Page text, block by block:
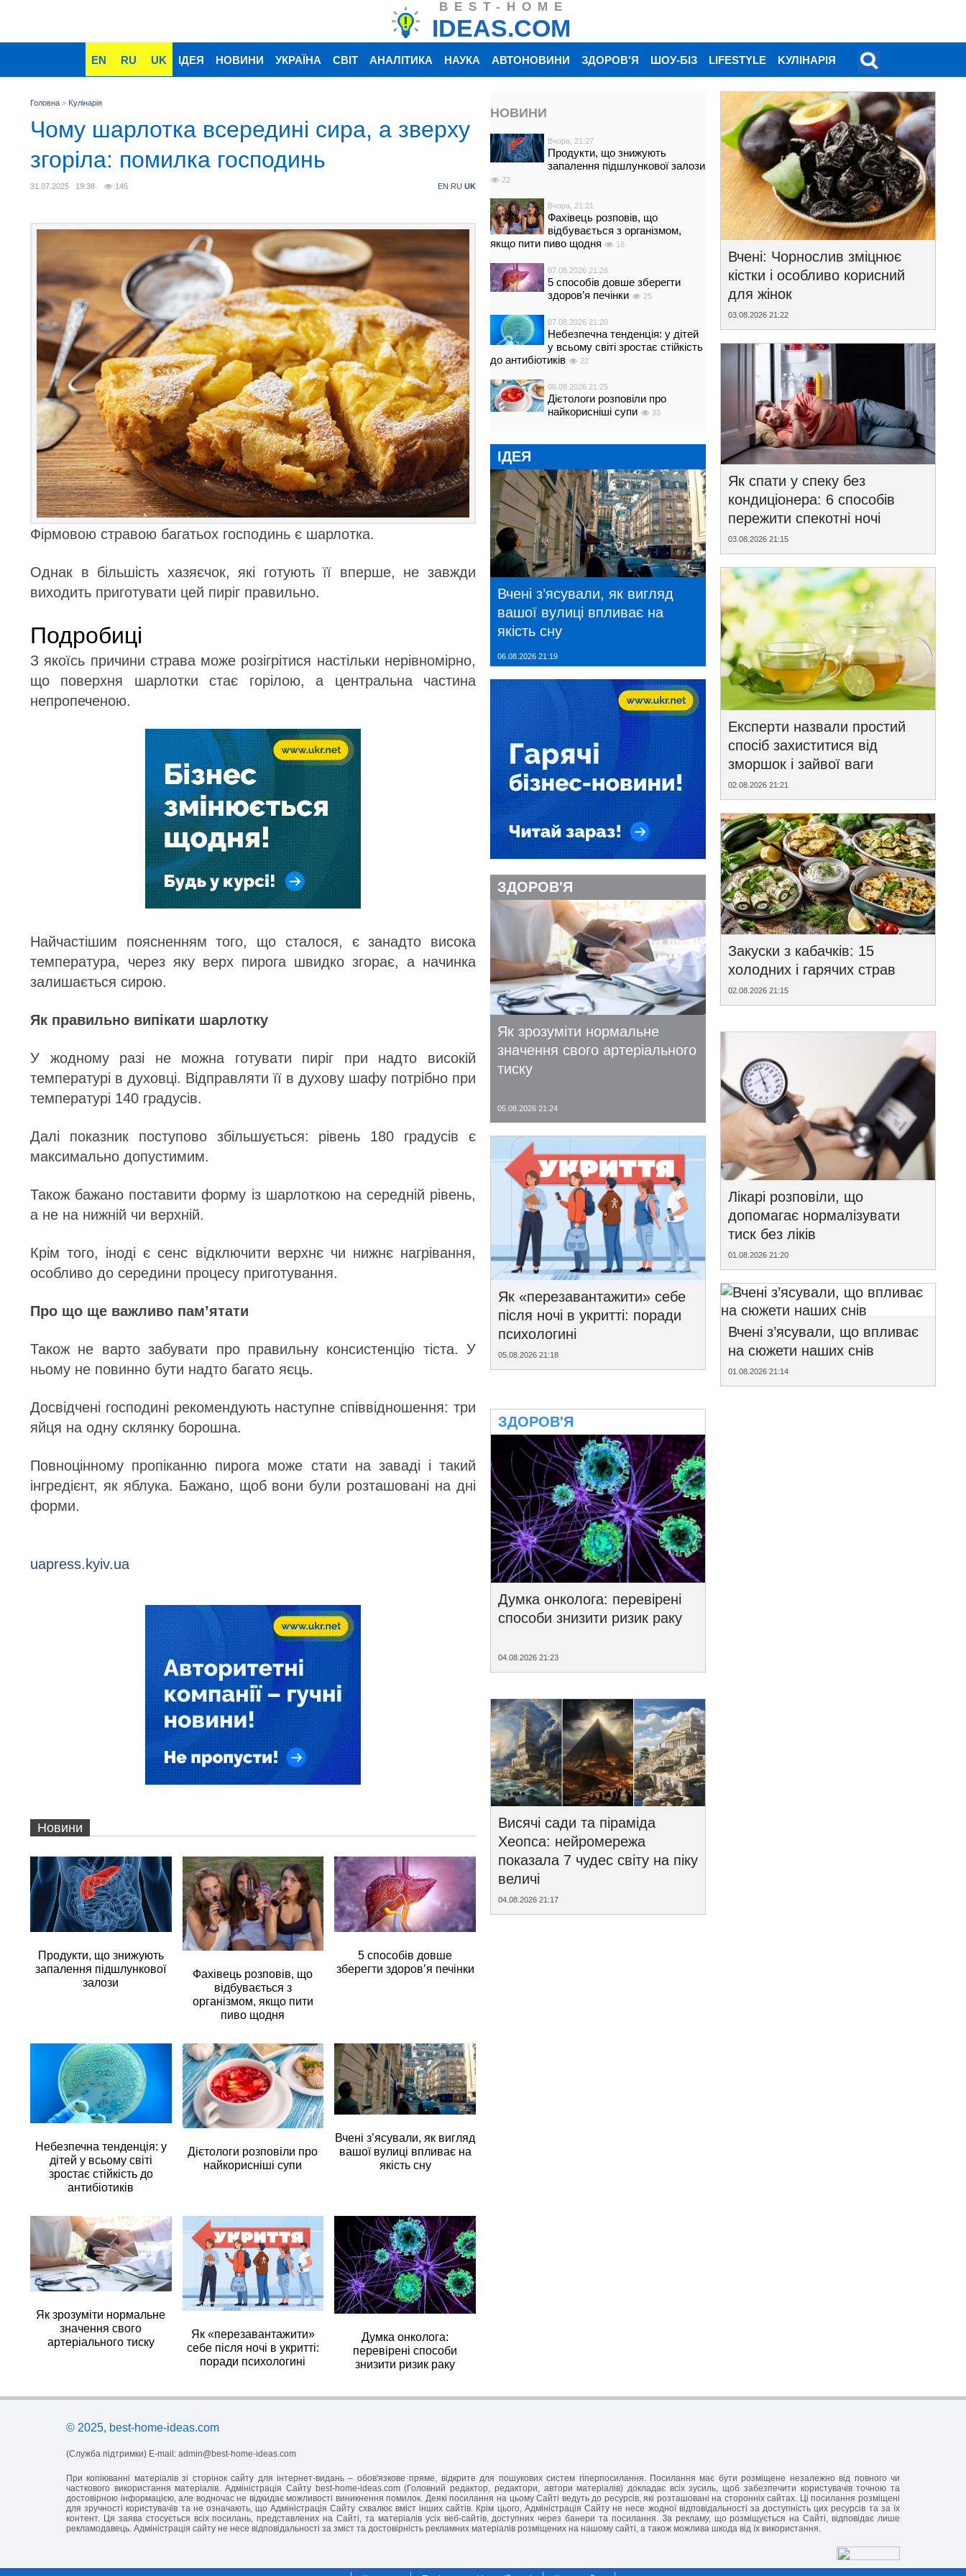
BEST-HOME
IDEAS.COM
EN RU UK ІДЕЯ НОВИНИ УКРАЇНА СВІТ АНАЛІТИКА НАУКА АВТОНОВИНИ ЗДОРОВ'Я ШОУ-БІЗ LIFESTYLE KУЛІНАРІЯ
Головна > Kулінарія
Чому шарлотка всередині сира, а зверху
згоріла: помилка господинь
31.07.2025 19:38 145 EN RU UK
Фірмовою стравою багатьох господинь є шарлотка.
Однак в більшість хазяєчок, які готують її вперше, не завжди
виходить приготувати цей пиріг правильно.
Подробиці
З якоїсь причини страва може розігрітися настільки нерівномірно,
що поверхня шарлотки стає горілою, а центральна частина
непропеченою.
Найчастішим поясненням того, що сталося, є занадто висока
температура, через яку верх пирога швидко згорає, а начинка
залишається сирою.
Як правильно випікати шарлотку
У жодному разі не можна готувати пиріг при надто високій
температурі в духовці. Відправляти її в духову шафу потрібно при
температурі 140 градусів.
Далі показник поступово збільшується: рівень 180 градусів є
максимально допустимим.
Також бажано поставити форму із шарлоткою на середній рівень,
а не на нижній чи верхній.
Крім того, іноді є сенс відключити верхнє чи нижнє нагрівання,
особливо до середини процесу приготування.
Про що ще важливо пам’ятати
Також не варто забувати про правильну консистенцію тіста. У
ньому не повинно бути надто багато яєць.
Досвідчені господині рекомендують наступне співвідношення: три
яйця на одну склянку борошна.
Повноцінному пропіканню пирога може стати на заваді і такий
інгредієнт, як яблука. Бажано, щоб вони були розташовані на дні
форми.
uapress.kyiv.ua
Новини
Продукти, що знижують
запалення підшлункової
залози
Фахівець розповів, що
відбувається з
організмом, якщо пити
пиво щодня
5 способів довше
зберегти здоров’я печінки
Небезпечна тенденція: у
дітей у всьому світі
зростає стійкість до
антибіотиків
Дієтологи розповіли про
найкорисніші супи
Вчені з’ясували, як вигляд
вашої вулиці впливає на
якість сну
Як зрозуміти нормальне
значення свого
артеріального тиску
Як «перезавантажити»
себе після ночі в укритті:
поради психологині
Думка онколога:
перевірені способи
знизити ризик раку
НОВИНИ
Вчора, 21:27
Продукти, що знижують
запалення підшлункової залози
22
Вчора, 21:21
Фахівець розповів, що
відбувається з організмом,
якщо пити пиво щодня
16
07.08.2026 21:26
5 способів довше зберегти
здоров’я печінки
25
07.08.2026 21:20
Небезпечна тенденція: у дітей
у всьому світі зростає стійкість
до антибіотиків
22
06.08.2026 21:25
Дієтологи розповіли про
найкорисніші супи
33
ІДЕЯ
Вчені з’ясували, як вигляд
вашої вулиці впливає на
якість сну
06.08.2026 21:19
ЗДОРОВ'Я
Як зрозуміти нормальне
значення свого артеріального
тиску
05.08.2026 21:24
Як «перезавантажити» себе
після ночі в укритті: поради
психологині
05.08.2026 21:18
ЗДОРОВ'Я
Думка онколога: перевірені
способи знизити ризик раку
04.08.2026 21:23
Висячі сади та піраміда
Хеопса: нейромережа
показала 7 чудес світу на піку
величі
04.08.2026 21:17
Вчені: Чорнослив зміцнює
кістки і особливо корисний
для жінок
03.08.2026 21:22
Як спати у спеку без
кондиціонера: 6 способів
пережити спекотні ночі
03.08.2026 21:15
Експерти назвали простий
спосіб захиститися від
зморшок і зайвої ваги
02.08.2026 21:21
Закуски з кабачків: 15
холодних і гарячих страв
02.08.2026 21:15
Лікарі розповіли, що
допомагає нормалізувати
тиск без ліків
01.08.2026 21:20
Вчені з’ясували, що впливає
на сюжети наших снів
01.08.2026 21:14
© 2025, best-home-ideas.com
(Служба підтримки) E-mail: admin@best-home-ideas.com
При копіюванні матеріалів зі сторінок сайту для інтернет-видань – обов'язкове пряме, відкрите для пошукових систем гіперпосилання. Посилання має бути розміщене незалежно від повного чи
часткового використання матеріалів. Адміністрація Сайту best-home-ideas.com (Головний редактор, редактори, автори матеріалів) докладає всіх зусиль, щоб забезпечити користувачів точною та
достовірною інформацією, але водночас не відкидає можливості виникнення помилок. Деякі посилання на цьому Сайті ведуть до ресурсів, які розташовані на сторонніх сайтах. Ці посилання розміщені
для зручності користувачів та не означають, що Адміністрація Сайту схвалює вміст інших сайтів. Крім цього, Адміністрація Сайту не несе жодної відповідальності за доступність цих ресурсів та за їх
контент. Ця заява стосується всіх посилань, представлених на Сайті, та матеріалів усіх веб-сайтів, доступних через банери та посилання. За рекламу, що розміщується на Сайті, відповідає лише
рекламодавець. Адміністрація сайту не несе відповідальності за зміст та достовірність рекламних матеріалів розміщених на нашому сайті, а також можлива шкода від їх використання.